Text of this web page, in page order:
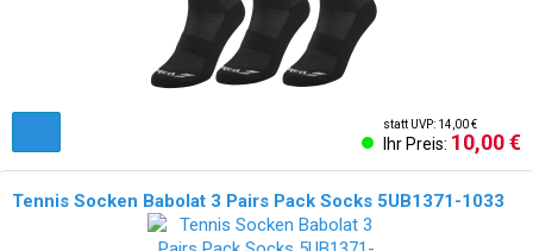
statt UVP: 14,00 €
Ihr Preis: 10,00 €
Tennis Socken Babolat 3 Pairs Pack Socks 5UB1371-1033